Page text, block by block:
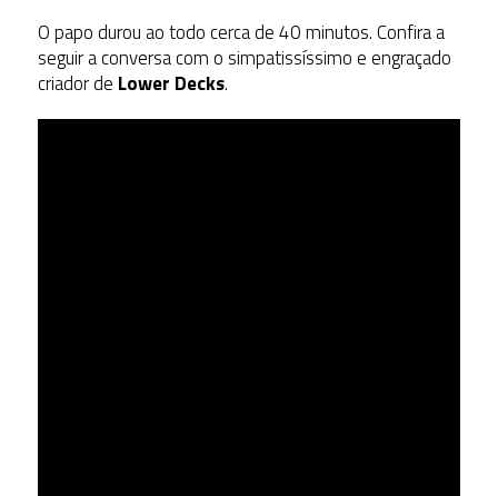
O papo durou ao todo cerca de 40 minutos. Confira a
seguir a conversa com o simpatissíssimo e engraçado
criador de Lower Decks.